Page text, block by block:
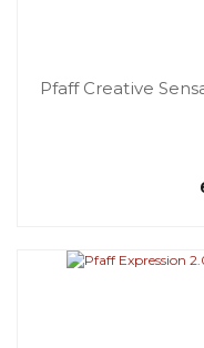
Pfaff Creative